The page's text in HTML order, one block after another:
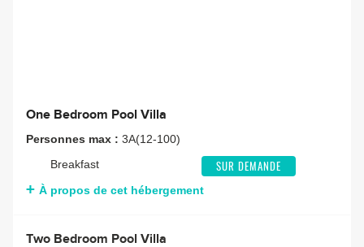
One Bedroom Pool Villa
Personnes max : 3A(12-100)
Breakfast
SUR DEMANDE
À propos de cet hébergement
Two Bedroom Pool Villa